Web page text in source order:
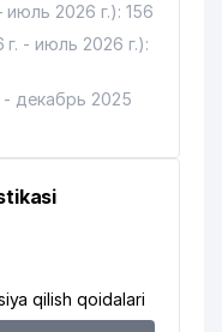
2026 г.): 156
- июль 2026 г.):
- декабрь 2025
qilish qoidalari